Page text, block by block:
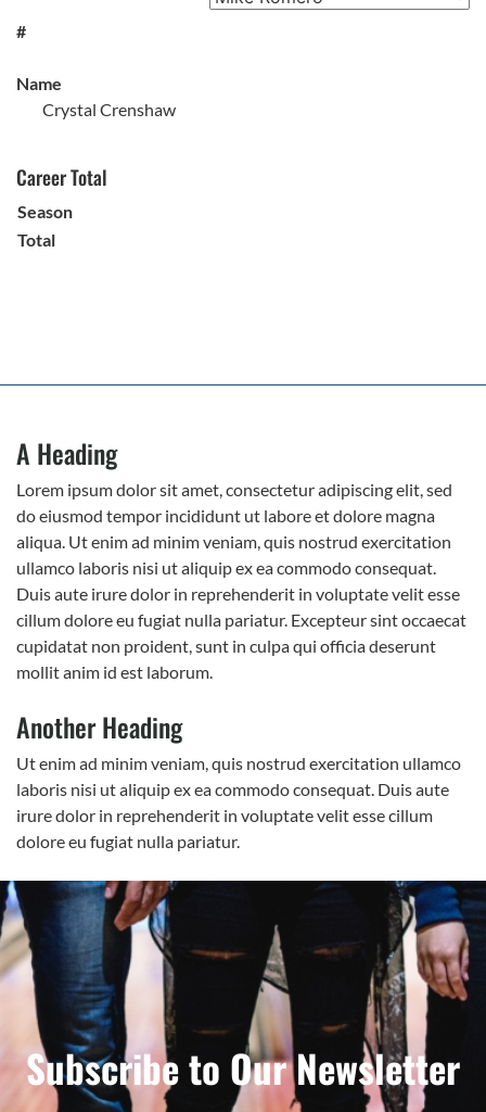
#
Name
Crystal Crenshaw
Career Total
Season
Total
A Heading
Lorem ipsum dolor sit amet, consectetur adipiscing elit, sed
do eiusmod tempor incididunt ut labore et dolore magna
aliqua. Ut enim ad minim veniam, quis nostrud exercitation
ullamco laboris nisi ut aliquip ex ea commodo consequat.
Duis aute irure dolor in reprehenderit in voluptate velit esse
cillum dolore eu fugiat nulla pariatur. Excepteur sint occaecat
cupidatat non proident, sunt in culpa qui officia deserunt
mollit anim id est laborum.
Another Heading
Ut enim ad minim veniam, quis nostrud exercitation ullamco
laboris nisi ut aliquip ex ea commodo consequat. Duis aute
irure dolor in reprehenderit in voluptate velit esse cillum
dolore eu fugiat nulla pariatur.
Subscribe to Our Newsletter